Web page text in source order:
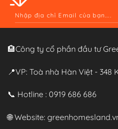
Alternative:
🏨Công ty cổ phần đầu tư
📍VP: Toà nhà Hàn Việt - 348
📞 Hotline : 0919 686 686
🌐 Website: